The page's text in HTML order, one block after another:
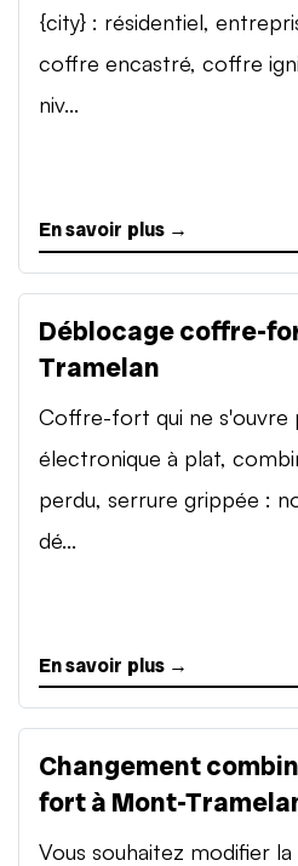
{city} : résidentiel,
coffre encastré, coffre
niv...
En savoir plus →
Déblocage coffre-
Tramelan
Coffre-fort qui ne s'ouvre
électronique à plat,
perdu, serrure grippée :
dé...
En savoir plus →
Changement
fort à Mont-
Vous souhaitez modifier